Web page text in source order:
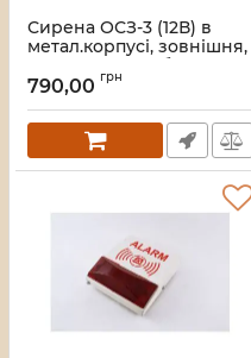
Сирена ОСЗ-3 (12В) в
метал.корпусі, зовнішня,
світлозвукова, більше 95
дБ, 75 x55 х150мм
Артикул:47231
790,00 грн